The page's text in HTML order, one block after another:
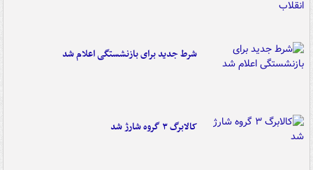
شرط جدید برای بازنشستگی اعلام شد
کالابرگ ۳ گروه شارژ شد